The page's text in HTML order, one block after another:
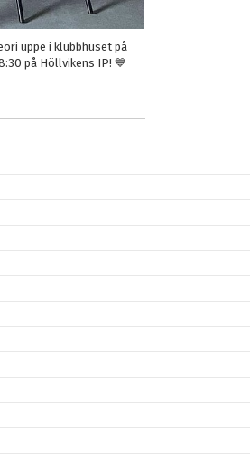
uppe i klubbhuset på
på Höllvikens IP! 💙